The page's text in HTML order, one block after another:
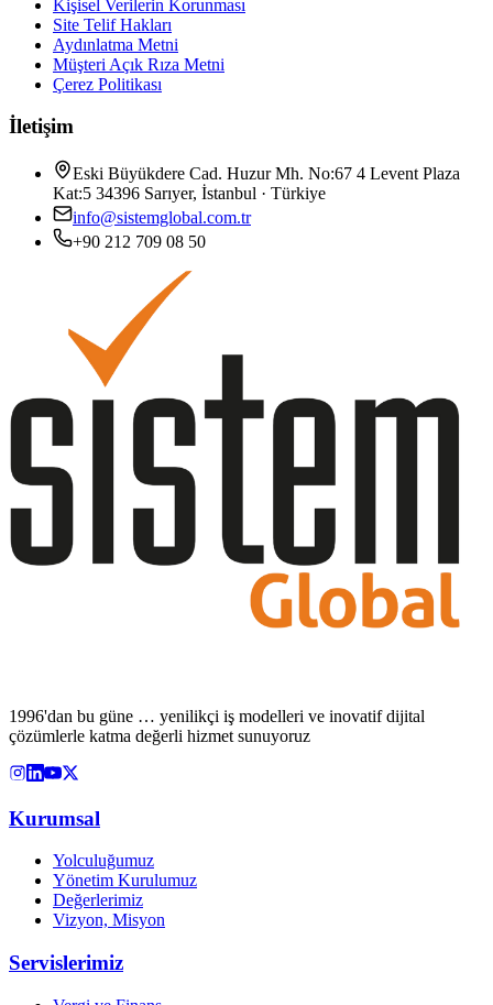
Kişisel Verilerin Korunması
Site Telif Hakları
Aydınlatma Metni
Müşteri Açık Rıza Metni
Çerez Politikası
İletişim
Eski Büyükdere Cad. Huzur Mh. No:67 4 Levent Plaza
Kat:5 34396 Sarıyer, İstanbul · Türkiye
info@sistemglobal.com.tr
+90 212 709 08 50
1996'dan bu güne … yenilikçi iş modelleri ve inovatif dijital
çözümlerle katma değerli hizmet sunuyoruz
Kurumsal
Yolculuğumuz
Yönetim Kurulumuz
Değerlerimiz
Vizyon, Misyon
Servislerimiz